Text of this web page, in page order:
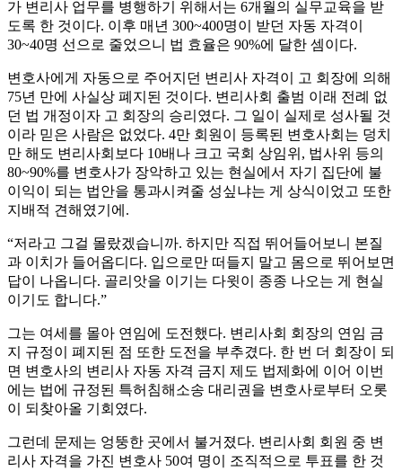
가 변리사 업무를 병행하기 위해서는 6개월의 실무교육을 받
도록 한 것이다. 이후 매년 300~400명이 받던 자동 자격이
30~40명 선으로 줄었으니 법 효율은 90%에 달한 셈이다.
변호사에게 자동으로 주어지던 변리사 자격이 고 회장에 의해
75년 만에 사실상 폐지된 것이다. 변리사회 출범 이래 전례 없
던 법 개정이자 고 회장의 승리였다. 그 일이 실제로 성사될 것
이라 믿은 사람은 없었다. 4만 회원이 등록된 변호사회는 덩치
만 해도 변리사회보다 10배나 크고 국회 상임위, 법사위 등의
80~90%를 변호사가 장악하고 있는 현실에서 자기 집단에 불
이익이 되는 법안을 통과시켜줄 성싶냐는 게 상식이었고 또한
지배적 견해였기에.
“저라고 그걸 몰랐겠습니까. 하지만 직접 뛰어들어보니 본질
과 이치가 들어옵디다. 입으로만 떠들지 말고 몸으로 뛰어보면
답이 나옵니다. 골리앗을 이기는 다윗이 종종 나오는 게 현실
이기도 합니다.”
그는 여세를 몰아 연임에 도전했다. 변리사회 회장의 연임 금
지 규정이 폐지된 점 또한 도전을 부추겼다. 한 번 더 회장이 되
면 변호사의 변리사 자동 자격 금지 제도 법제화에 이어 이번
에는 법에 규정된 특허침해소송 대리권을 변호사로부터 오롯
이 되찾아올 기회였다.
그런데 문제는 엉뚱한 곳에서 불거졌다. 변리사회 회원 중 변
리사 자격을 가진 변호사 50여 명이 조직적으로 투표를 한 것